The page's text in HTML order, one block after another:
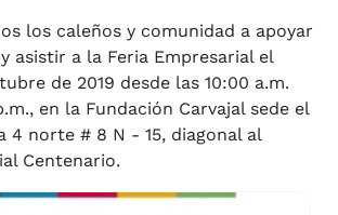
los caleños y comunidad a apoyar
asistir a la Feria Empresarial el
de 2019 desde las 10:00 a.m.
en la Fundación Carvajal sede el
4 norte # 8 N - 15, diagonal al
Centenario.